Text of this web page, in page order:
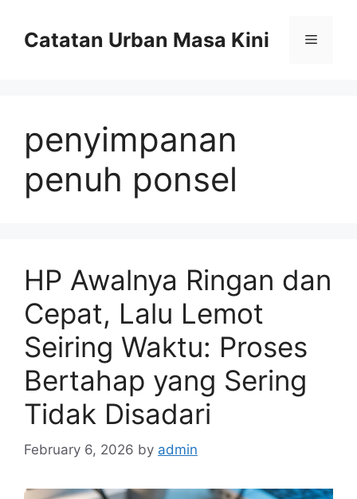
contentCatatan Urban Masa Kini Menu
penyimpanan
penuh ponsel
HP Awalnya Ringan dan
Cepat, Lalu Lemot
Seiring Waktu: Proses
Bertahap yang Sering
Tidak Disadari
February 6, 2026 by admin